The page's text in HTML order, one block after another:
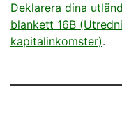
Deklarera dina
blankett 16B
kapitalinkomster).